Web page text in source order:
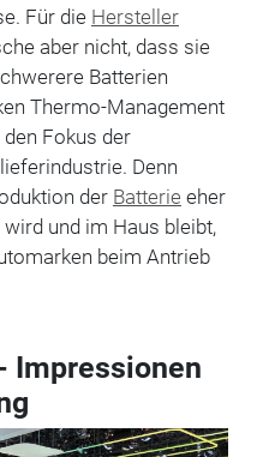
Für die Hersteller
aber nicht, dass sie
Batterien
Thermo-Management
Fokus der
Denn
der Batterie eher
und im Haus bleibt,
beim Antrieb
Impressionen